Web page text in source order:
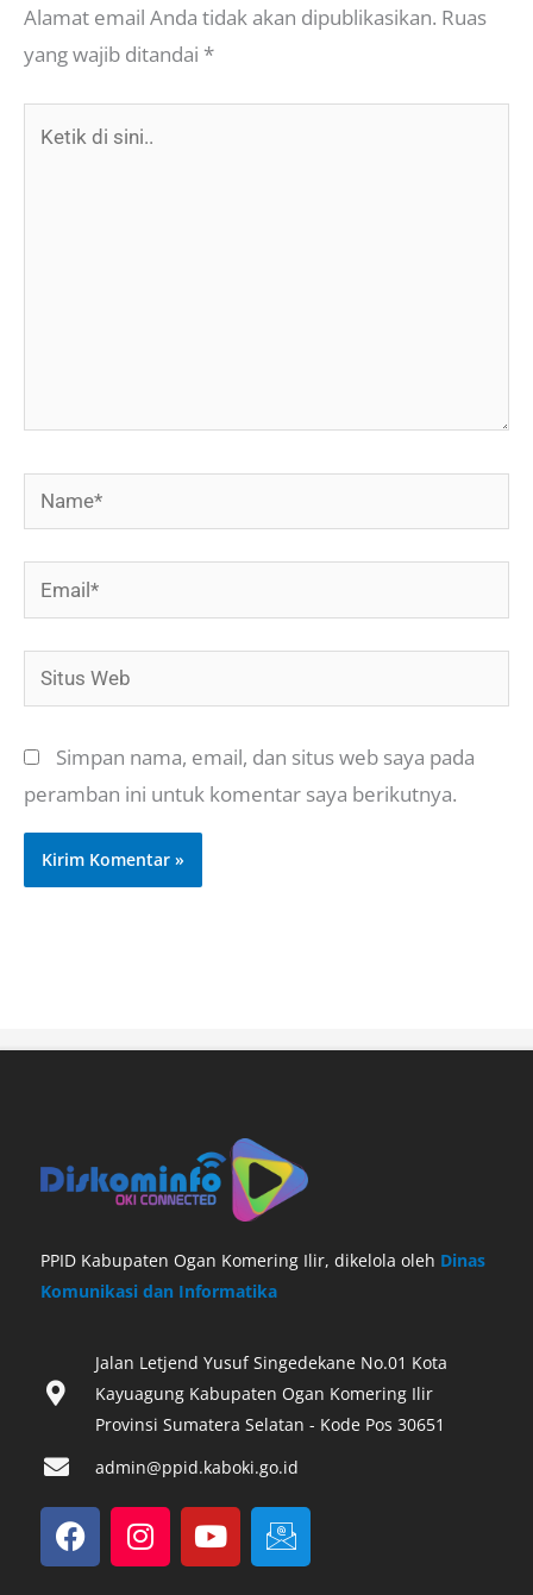
Alamat email Anda tidak akan dipublikasikan. Ruas
yang wajib ditandai *
Name*
Email*
Situs
Web
Simpan nama, email, dan situs web saya pada
peramban ini untuk komentar saya berikutnya.
PPID Kabupaten Ogan Komering Ilir, dikelola oleh Dinas
Komunikasi dan Informatika
Jalan Letjend Yusuf Singedekane No.01 Kota
Kayuagung Kabupaten Ogan Komering Ilir
Provinsi Sumatera Selatan - Kode Pos 30651‎
admin@ppid.kaboki.go.id
F
a
c
I
n
s
Y
o
u
I
c
o